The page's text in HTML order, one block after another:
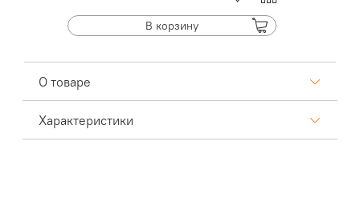
В корзину
О товаре
Характеристики